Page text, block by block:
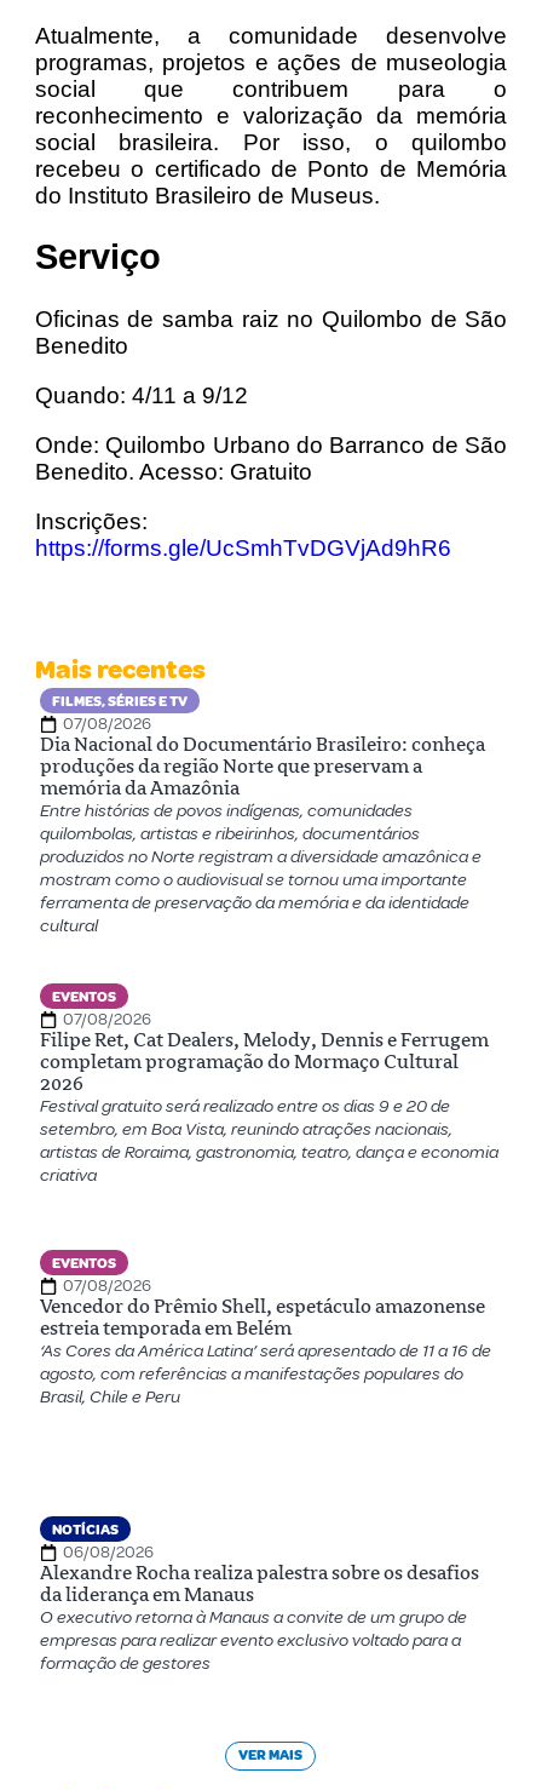
Atualmente, a comunidade desenvolve
programas, projetos e ações de museologia
social que contribuem para o
reconhecimento e valorização da memória
social brasileira. Por isso, o quilombo
recebeu o certificado de Ponto de Memória
do Instituto Brasileiro de Museus.
Serviço
Oficinas de samba raiz no Quilombo de São
Benedito
Quando: 4/11 a 9/12
Onde: Quilombo Urbano do Barranco de São
Benedito. Acesso: Gratuito
Inscrições:
https://forms.gle/UcSmhTvDGVjAd9hR6
Mais recentes
FILMES, SÉRIES E TV
07/08/2026
Dia Nacional do Documentário Brasileiro: conheça
produções da região Norte que preservam a
memória da Amazônia
Entre histórias de povos indígenas, comunidades
quilombolas, artistas e ribeirinhos, documentários
produzidos no Norte registram a diversidade amazônica e
mostram como o audiovisual se tornou uma importante
ferramenta de preservação da memória e da identidade
cultural
EVENTOS
07/08/2026
Filipe Ret, Cat Dealers, Melody, Dennis e Ferrugem
completam programação do Mormaço Cultural
2026
Festival gratuito será realizado entre os dias 9 e 20 de
setembro, em Boa Vista, reunindo atrações nacionais,
artistas de Roraima, gastronomia, teatro, dança e economia
criativa
EVENTOS
07/08/2026
Vencedor do Prêmio Shell, espetáculo amazonense
estreia temporada em Belém
‘As Cores da América Latina’ será apresentado de 11 a 16 de
agosto, com referências a manifestações populares do
Brasil, Chile e Peru
NOTÍCIAS
06/08/2026
Alexandre Rocha realiza palestra sobre os desafios
da liderança em Manaus
O executivo retorna à Manaus a convite de um grupo de
empresas para realizar evento exclusivo voltado para a
formação de gestores
VER MAIS